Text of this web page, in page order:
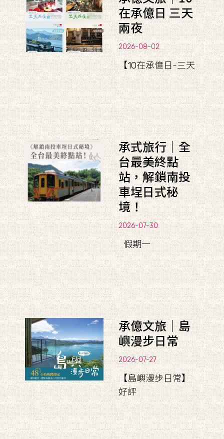
在承億日 三天
兩夜
2026-08-02
【10在承億日-三天
承式旅行｜全
台最美終點
站，解鎖南投
車埕日式秘
境！
2026-07-30
假期一
承億文旅｜島
嶼漫步日常
2026-07-27
【島嶼漫步日常】
好評